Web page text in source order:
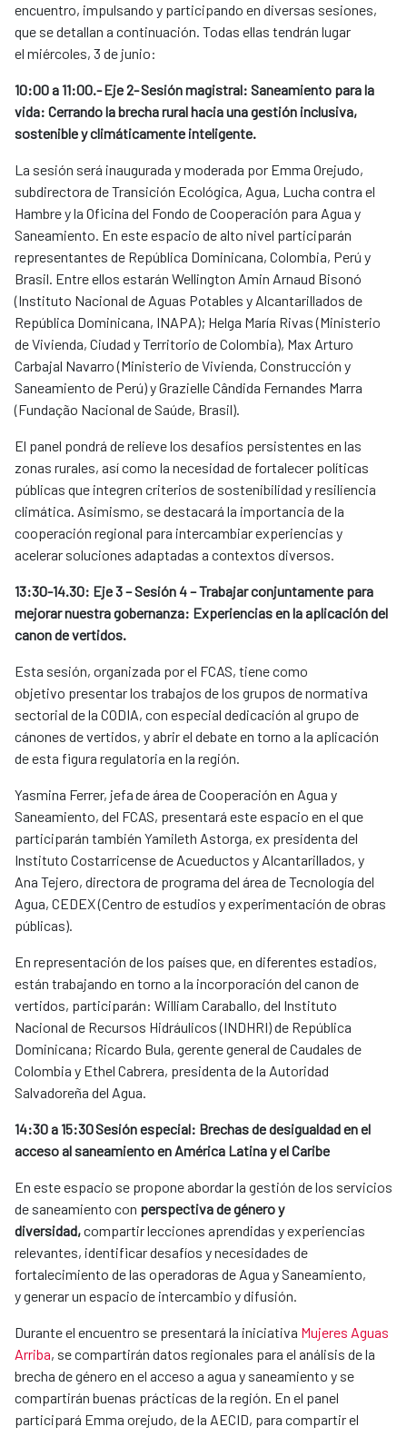
encuentro, impulsando y participando en diversas sesiones,
que se detallan a continuación. Todas ellas tendrán lugar
el miércoles, 3 de junio:
10:00 a 11:00.- Eje 2- Sesión magistral: Saneamiento para la
vida: Cerrando la brecha rural hacia una gestión inclusiva,
sostenible y climáticamente inteligente.
La sesión será inaugurada y moderada por Emma Orejudo,
subdirectora de Transición Ecológica, Agua, Lucha contra el
Hambre y la Oficina del Fondo de Cooperación para Agua y
Saneamiento. En este espacio de alto nivel participarán
representantes de República Dominicana, Colombia, Perú y
Brasil. Entre ellos estarán Wellington Amin Arnaud Bisonó
(Instituto Nacional de Aguas Potables y Alcantarillados de
República Dominicana, INAPA); Helga María Rivas (Ministerio
de Vivienda, Ciudad y Territorio de Colombia), Max Arturo
Carbajal Navarro (Ministerio de Vivienda, Construcción y
Saneamiento de Perú) y Grazielle Cândida Fernandes Marra
(Fundação Nacional de Saúde, Brasil).
El panel pondrá de relieve los desafíos persistentes en las
zonas rurales, así como la necesidad de fortalecer políticas
públicas que integren criterios de sostenibilidad y resiliencia
climática. Asimismo, se destacará la importancia de la
cooperación regional para intercambiar experiencias y
acelerar soluciones adaptadas a contextos diversos.
13:30-14.30: Eje 3 – Sesión 4 – Trabajar conjuntamente para
mejorar nuestra gobernanza: Experiencias en la aplicación del
canon de vertidos.
Esta sesión, organizada por el FCAS, tiene como
objetivo presentar los trabajos de los grupos de normativa
sectorial de la CODIA, con especial dedicación al grupo de
cánones de vertidos, y abrir el debate en torno a la aplicación
de esta figura regulatoria en la región.
Yasmina Ferrer, jefa de área de Cooperación en Agua y
Saneamiento, del FCAS, presentará este espacio en el que
participarán también Yamileth Astorga, ex presidenta del
Instituto Costarricense de Acueductos y Alcantarillados, y
Ana Tejero, directora de programa del área de Tecnología del
Agua, CEDEX (Centro de estudios y experimentación de obras
públicas).
En representación de los países que, en diferentes estadios,
están trabajando en torno a la incorporación del canon de
vertidos, participarán: William Caraballo, del Instituto
Nacional de Recursos Hidráulicos (INDHRI) de República
Dominicana; Ricardo Bula, gerente general de Caudales de
Colombia y Ethel Cabrera, presidenta de la Autoridad
Salvadoreña del Agua.
14:30 a 15:30 Sesión especial: Brechas de desigualdad en el
acceso al saneamiento en América Latina y el Caribe
En este espacio se propone abordar la gestión de los servicios
de saneamiento con perspectiva de género y
diversidad,compartir lecciones aprendidas y experiencias
relevantes, identificar desafíos y necesidades de
fortalecimiento de las operadoras de Agua y Saneamiento,
y generar un espacio de intercambio y difusión.
Durante el encuentro se presentará la iniciativa Mujeres Aguas
Arriba, se compartirán datos regionales para el análisis de la
brecha de género en el acceso a agua y saneamiento y se
compartirán buenas prácticas de la región. En el panel
participará Emma orejudo, de la AECID, para compartir el